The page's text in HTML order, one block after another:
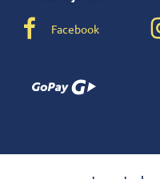
Facebook